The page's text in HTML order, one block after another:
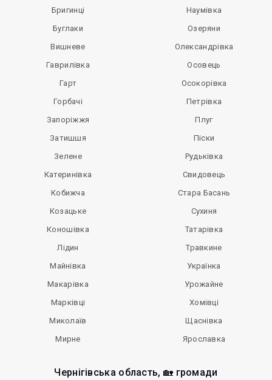
Бригинці
Буглаки
Вишневе
Гаврилівка
Гарт
Горбачі
Запоріжжя
Затишшя
Зелене
Катеринівка
Кобижча
Козацьке
Коношівка
Лідин
Майнівка
Макарівка
Марківці
Миколаїв
Мирне
Наумівка
Озеряни
Олександрівка
Осовець
Осокорівка
Петрівка
Плуг
Піски
Рудьківка
Свидовець
Стара Басань
Сухиня
Татарівка
Травкине
Українка
Урожайне
Хомівці
Щаснівка
Ярославка
Чернігівська область, 🏡 громади